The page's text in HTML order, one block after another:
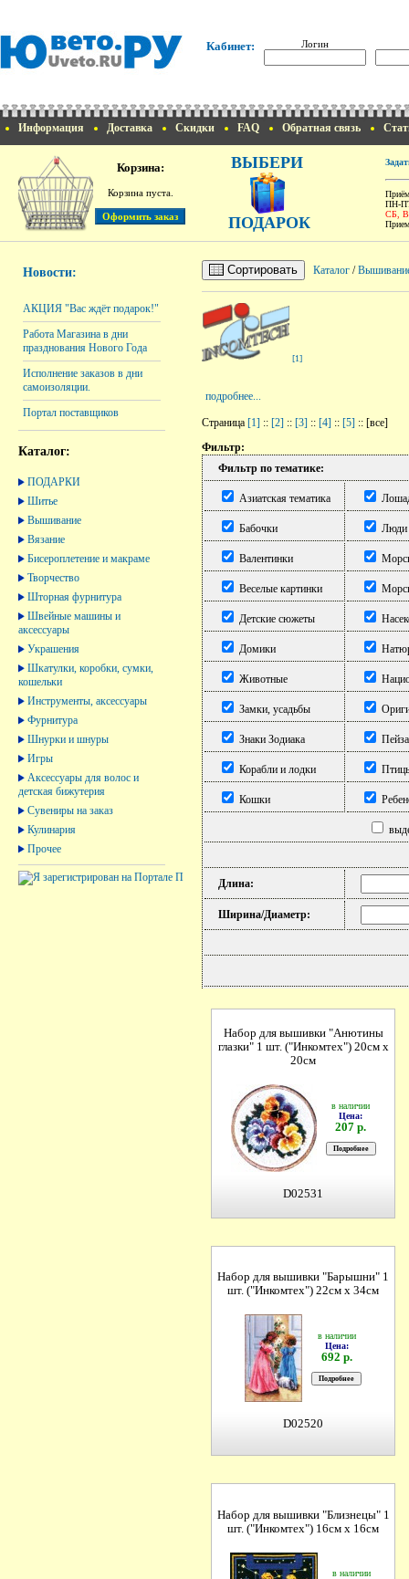
Кабинет: Логин
Информация Доставка Скидки FAQ Обратная связь
Корзина:
Корзина пуста.
ВЫБЕРИ
ПОДАРОК
ПН-
СБ,
Новости:
АКЦИЯ "Вас ждёт подарок!"
Работа Магазина в дни
празднования Нового Года
Исполнение заказов в дни
самоизоляции.
Портал поставщиков
Каталог:
ПОДАРКИ
Шитье
Вышивание
Вязание
Бисероплетение и макраме
Творчество
Шторная фурнитура
Швейные машины и
аксессуары
Украшения
Шкатулки, коробки, сумки,
кошельки
Инструменты, аксессуары
Фурнитура
Шнурки и шнуры
Игры
Аксессуары для волос и
детская бижутерия
Сувениры на заказ
Кулинария
Прочее
Сортировать Каталог /
[1]
подробнее...
Страница [1] :: [2] :: [3] :: [4] :: [5] :: [все]
Фильтр:
Фильтр по тематике:
Азиатская тематика
Бабочки Люди
Валентинки
Веселые картинки
Детские сюжеты
Домики
Животные
Замки, усадьбы
Знаки Зодиака
Корабли и лодки
Кошки
Длина:
Ширина/Диаметр:
Набор для вышивки "Анютины
глазки" 1 шт. ("Инкомтех") 20см х
20см
в наличии
Цена:
207 р.
D02531
Набор для вышивки "Барышни" 1
шт. ("Инкомтех") 22см х 34см
в наличии
Цена:
692 р.
D02520
Набор для вышивки "Близнецы" 1
шт. ("Инкомтех") 16см х 16см
в наличии